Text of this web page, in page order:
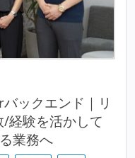
ックエンド｜リ
経験を活かして
業務へ